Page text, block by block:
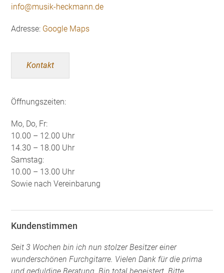
info@musik-heckmann.de
Adresse: Google Maps
Kontakt
Öffnungszeiten:
Mo, Do, Fr:
10.00 – 12.00 Uhr
14.30 – 18.00 Uhr
Samstag:
10.00 – 13.00 Uhr
Sowie nach Vereinbarung
Kundenstimmen
Seit 3 Wochen bin ich nun stolzer Besitzer einer
wunderschönen Furchgitarre. Vielen Dank für die prima